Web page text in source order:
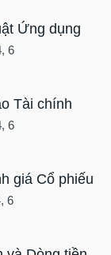
Ứng dụng
6
Tài chính
6
giá Cổ phiếu
6